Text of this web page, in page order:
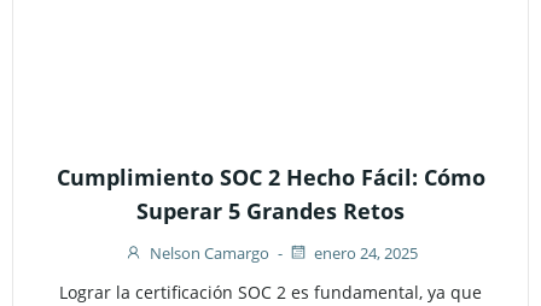
Cumplimiento SOC 2 Hecho Fácil: Cómo
Superar 5 Grandes Retos
Nelson Camargo - enero 24, 2025
Lograr la certificación SOC 2 es fundamental, ya que